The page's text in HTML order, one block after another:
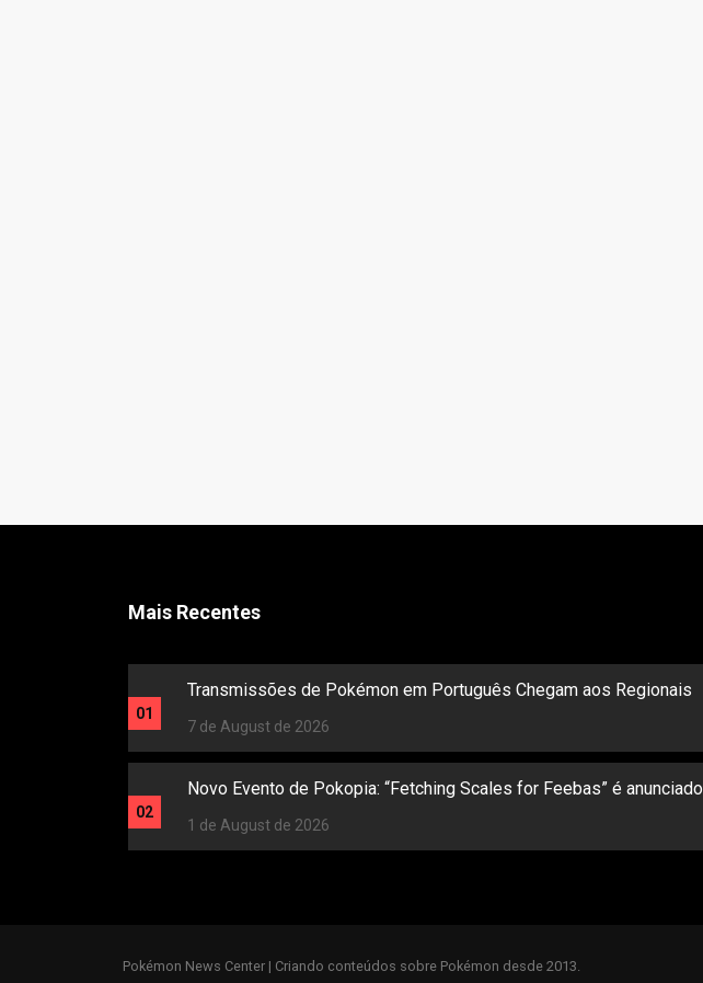
Mais Recentes
01
Transmissões de Pokémon em Português Chegam aos Regionais
7 de August de 2026
02
Novo Evento de Pokopia: “Fetching Scales for Feebas” é anunciado
1 de August de 2026
Pokémon News Center | Criando conteúdos sobre Pokémon desde 2013.